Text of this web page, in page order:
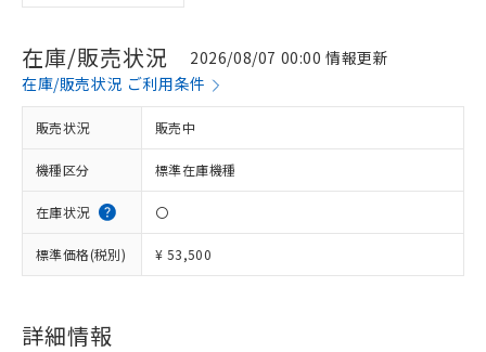
在庫/販売状況
2026/08/07 00:00 情報更新
在庫/販売状況 ご利用条件
販売状況 販売中
機種区分 標準在庫機種
在庫状況 〇
標準価格(税別) ¥ 53,500
詳細情報